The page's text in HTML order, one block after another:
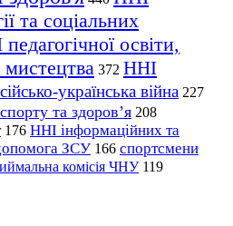
та соціальних
освіти,
мистецтва 372 ННІ
українська війна 227
та здоров’я 208
176 ННІ інформаційних та
ЗСУ 166 спортсмени
комісія ЧНУ 119